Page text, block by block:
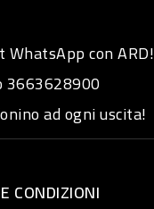
con ARD!
3663628900
ad ogni uscita!
CONDIZIONI